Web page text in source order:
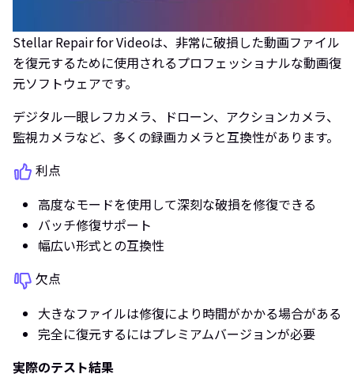
Stellar Repair for Videoは、非常に破損した動画ファイル
を復元するために使用されるプロフェッショナルな動画復
元ソフトウェアです。
デジタル一眼レフカメラ、ドローン、アクションカメラ、
監視カメラなど、多くの録画カメラと互換性があります。
利点
高度なモードを使用して深刻な破損を修復できる
バッチ修復サポート
幅広い形式との互換性
欠点
大きなファイルは修復により時間がかかる場合がある
完全に復元するにはプレミアムバージョンが必要
実際のテスト結果